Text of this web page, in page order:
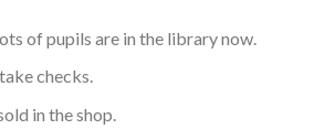
of pupils are in the library now.
checks.
in the shop.